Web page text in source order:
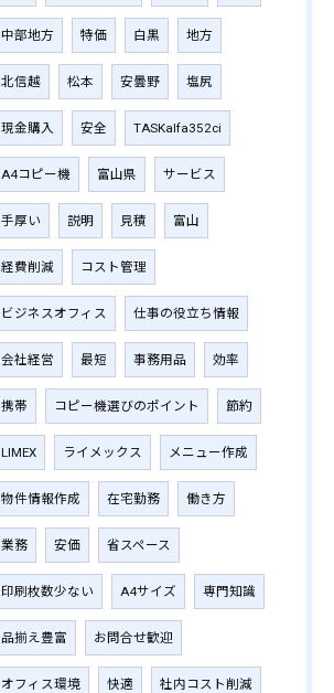
中部地方 特価 白黒 地方
北信越 松本 安曇野 塩尻
現金購入 安全 TASKalfa352ci
A4コピー機 富山県 サービス
手厚い 説明 見積 富山
経費削減 コスト管理
ビジネスオフィス 仕事の役立ち情報
会社経営 最短 事務用品 効率
携帯 コピー機選びのポイント 節約
LIMEX ライメックス メニュー作成
物件情報作成 在宅勤務 働き方
業務 安価 省スペース
印刷枚数少ない A4サイズ 専門知識
品揃え豊富 お問合せ歓迎
オフィス環境 快適 社内コスト削減